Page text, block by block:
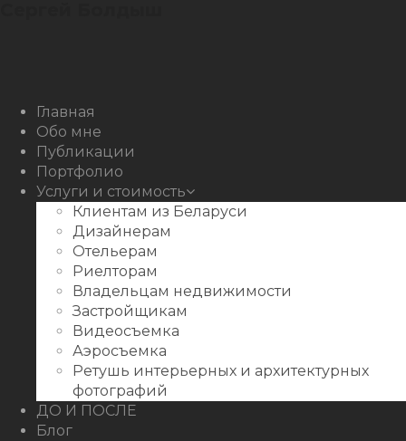
Behance
Главная
Обо мне
Публикации
Портфолио
Услуги и стоимость
Клиентам из Беларуси
Дизайнерам
Отельерам
Риелторам
Владельцам недвижимости
Застройщикам
Видеосъемка
Аэросъемка
Ретушь интерьерных и архитектурных
фотографий
ДО И ПОСЛЕ
Блог